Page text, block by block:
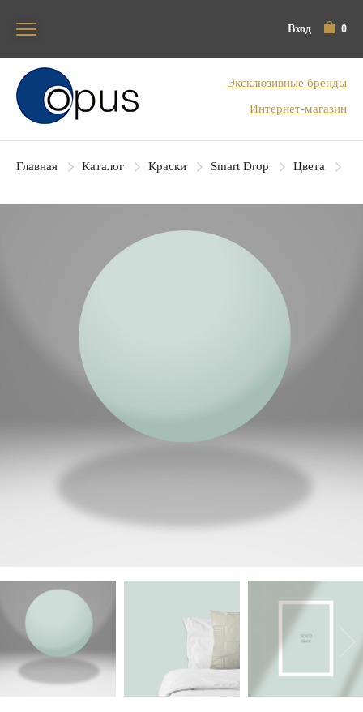
Вход 0
Блок поиска
Эксклюзивные бренды
Интернет-магазин
Главная Каталог Краски Smart Drop Цвета